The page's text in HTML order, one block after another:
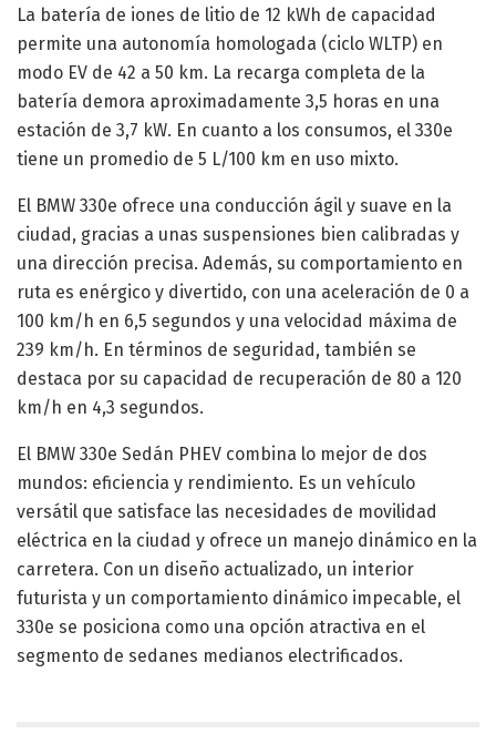
La batería de iones de litio de 12 kWh de capacidad
permite una autonomía homologada (ciclo WLTP) en
modo EV de 42 a 50 km. La recarga completa de la
batería demora aproximadamente 3,5 horas en una
estación de 3,7 kW. En cuanto a los consumos, el 330e
tiene un promedio de 5 L/100 km en uso mixto.
El BMW 330e ofrece una conducción ágil y suave en la
ciudad, gracias a unas suspensiones bien calibradas y
una dirección precisa. Además, su comportamiento en
ruta es enérgico y divertido, con una aceleración de 0 a
100 km/h en 6,5 segundos y una velocidad máxima de
239 km/h. En términos de seguridad, también se
destaca por su capacidad de recuperación de 80 a 120
km/h en 4,3 segundos.
El BMW 330e Sedán PHEV combina lo mejor de dos
mundos: eficiencia y rendimiento. Es un vehículo
versátil que satisface las necesidades de movilidad
eléctrica en la ciudad y ofrece un manejo dinámico en la
carretera. Con un diseño actualizado, un interior
futurista y un comportamiento dinámico impecable, el
330e se posiciona como una opción atractiva en el
segmento de sedanes medianos electrificados.